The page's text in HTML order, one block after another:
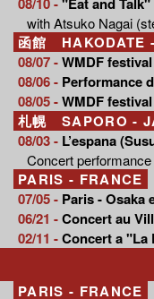
with Atsuko Nagai
函館 HAKODATE
08/07 -WMDF
08/06 - Performance
08/05 -WMDF
札幌 SAPORO -
08/03 - L’espana
Concert
PARIS - FRANCE
07/05 - Paris - Osaka
06/21 -Concert au
02/11 -Concert a "La
PARIS - FRANCE